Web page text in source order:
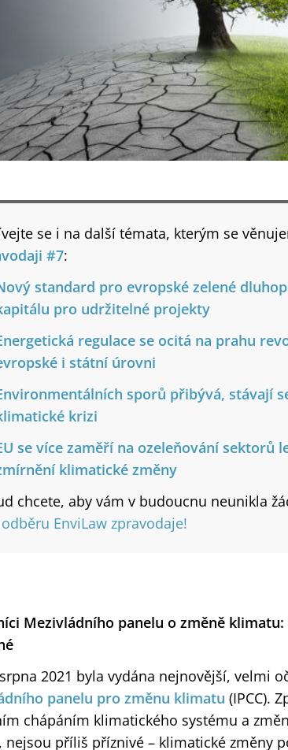
se i na další témata, kterým se
#7:
standard pro evropské zelené
pro udržitelné projekty
regulace se ocitá na prahu
i státní úrovni
sporů přibývá, stávají
krizi
se více zaměří na ozeleňování sektorů
klimatické změny
chcete, aby vám v budoucnu neunikla
EnviLaw zpravodaje!
Mezivládního panelu o změně
2021 byla vydána nejnovější, velmi
panelu pro změnu klimatu (IPCC).
chápáním klimatického systému a
nejsou příliš příznivé – klimatické změny